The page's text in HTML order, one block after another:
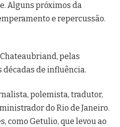
Alguns próximos da
e repercussão.
pelas
décadas de influência.
polemista, tradutor,
do Rio de Janeiro.
como Getulio, que levou ao